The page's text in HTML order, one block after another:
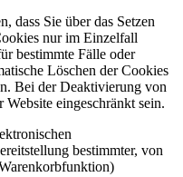
dass Sie über das Setzen
nur im Einzelfall
bestimmte Fälle oder
Löschen der Cookies
Bei der Deaktivierung von
eingeschränkt sein.
bestimmter, von